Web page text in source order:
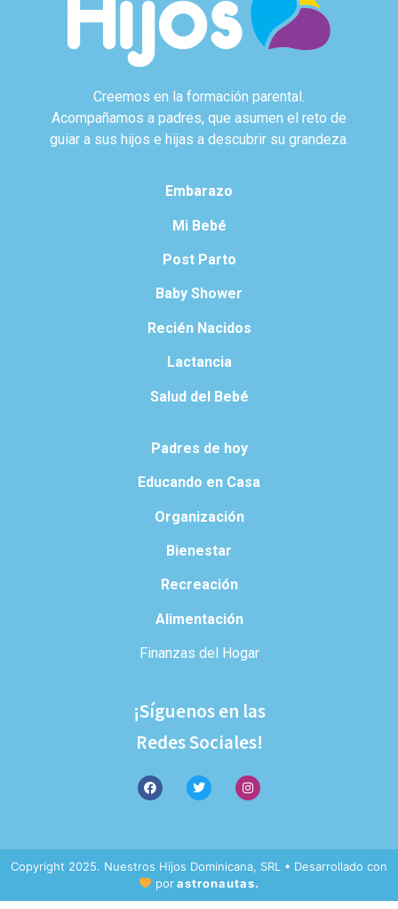
Creemos en la formación parental.
Acompañamos a padres, que asumen el reto de
guiar a sus hijos e hijas a descubrir su grandeza.
Embarazo
Mi Bebé
Post Parto
Baby Shower
Recién Nacidos
Lactancia
Salud del Bebé
Padres de hoy
Educando en Casa
Organización
Bienestar
Recreación
Alimentación
Finanzas del Hogar
¡Síguenos en las
Redes Sociales!
Copyright 2025. Nuestros Hijos Dominicana, SRL • Desarrollado con
porastronautas.